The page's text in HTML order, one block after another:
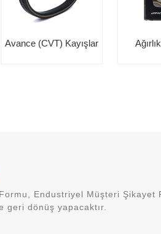
Avance (CVT) Kayışlar
Endustriyel Müşteri Şikayet
geri dönüş yapacaktır.